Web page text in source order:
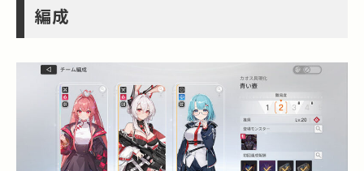
編成